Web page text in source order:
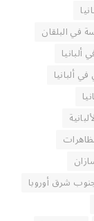
في البلقان
ألبانيا
شرق أوروبا